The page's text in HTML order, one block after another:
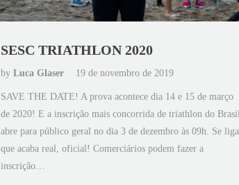
SESC TRIATHLON 2020
by Luca Glaser 19 de novembro de 2019
SAVE THE DATE! A prova acontece dia 14 e 15 de março
de 2020! E a inscrição mais concorrida de triathlon do
abre para público geral no dia 3 de dezembro às 09h. Se liga
que acaba real, oficial! Comerciários podem fazer a
inscrição…